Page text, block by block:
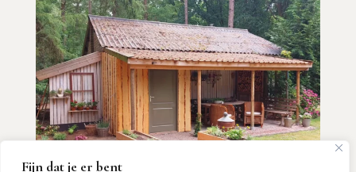
Fijn dat je er bent